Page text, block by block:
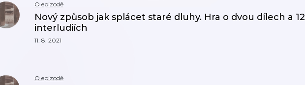
O epizodě
Nový způsob jak splácet staré dluhy. Hra o dvou dílech a 12
interludiích
11. 8. 2021
O epizodě